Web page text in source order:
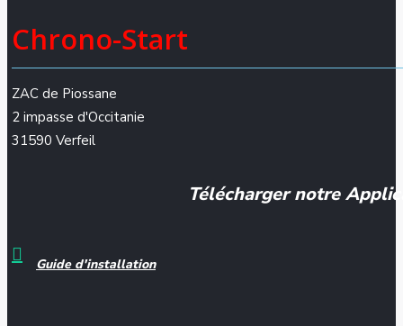
Chrono-Start
ZAC de Piossane
2 impasse d'Occitanie
31590 Verfeil
Télécharger notre
Guide d'installation